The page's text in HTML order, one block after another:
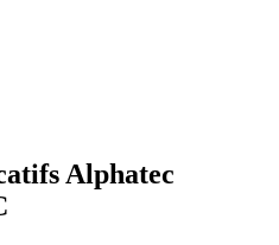
Alphatec